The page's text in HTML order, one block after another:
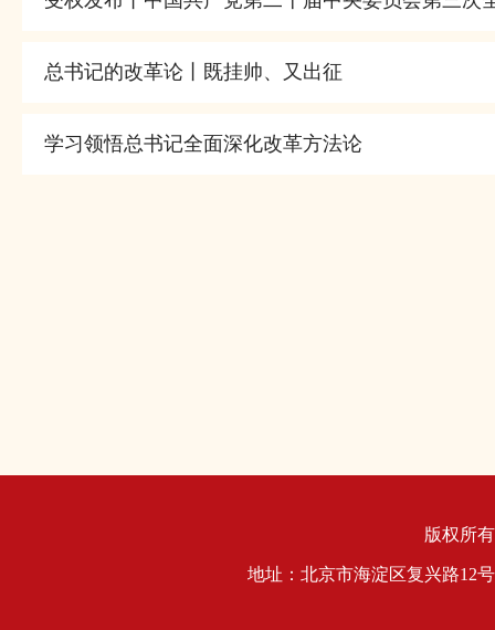
总书记的改革论丨既挂帅、又出征
学习领悟总书记全面深化改革方法论
版权所
地址：北京市海淀区复兴路